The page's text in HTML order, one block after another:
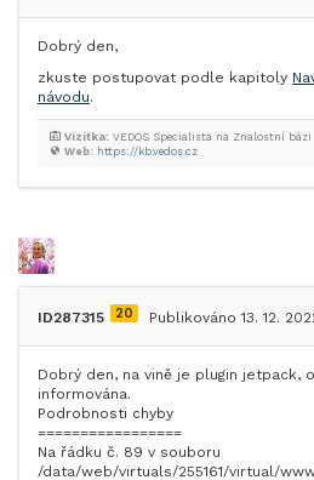
Dobrý den,
zkuste postupovat podle kapitoly
návodu.
Web: https://kb.vedos.cz
Vizitka: VEDOS Specialista na Znalostní bázi
ID287315 20 Publikováno 13. 12.
Dobrý den, na vině je plugin jetpack,
informována.
Podrobnosti chyby
=================
Na řádku č. 89 v souboru
/data/web/virtuals/255161/virtual/